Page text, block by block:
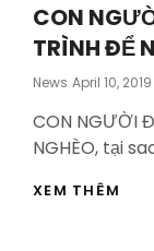
CON
TRÌNH ĐỂ
News Posted
April 10, 2019
CON NGƯỜI
NGHÈO, tại
XEM THÊM